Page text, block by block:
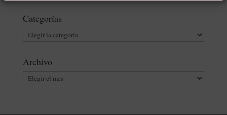
Categorías
Categorías
Archivo
Archivo